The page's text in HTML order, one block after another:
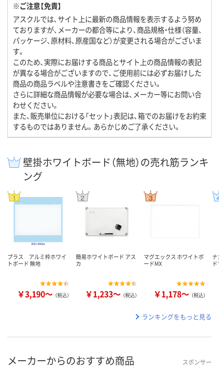
※ご注意【免責】
アスクルでは、サイト上に最新の商品情報を表示するよう努め
ておりますが、メーカーの都合等により、商品規格・仕様（容量、
パッケージ、原材料、原産国など）が変更される場合がございま
す。
このため、実際にお届けする商品とサイト上の商品情報の表記
が異なる場合がございますので、ご使用前には必ずお届けした
商品の商品ラベルや注意書きをご確認ください。
さらに詳細な商品情報が必要な場合は、メーカー等にお問い合
わせください。
また、販売単位における「セット」表記は、箱でのお届けをお約束
するものではありません。あらかじめご了承ください。
壁掛ホワイトボード（無地）の売れ筋ランキ
ング
プラス アルミ枠ホワイ
トボード 無地
￥3,190～ （税込）
簡易ホワイトボード アス
カ
￥1,233～ （税込）
マグエックス ホワイトボ
ードMX
￥1,178～ （税込）
ランキングをもっと見る
メーカーからのおすすめ商品 スポンサー